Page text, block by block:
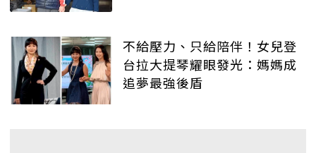
不給壓力、只給陪伴！女兒登
台拉大提琴耀眼發光：媽媽成
追夢最強後盾